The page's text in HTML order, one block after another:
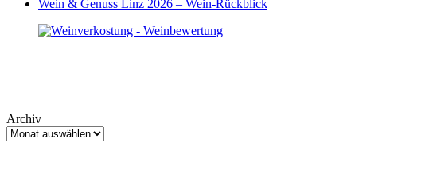
Wein & Genuss Linz 2026 – Wein-Rückblick
Archiv